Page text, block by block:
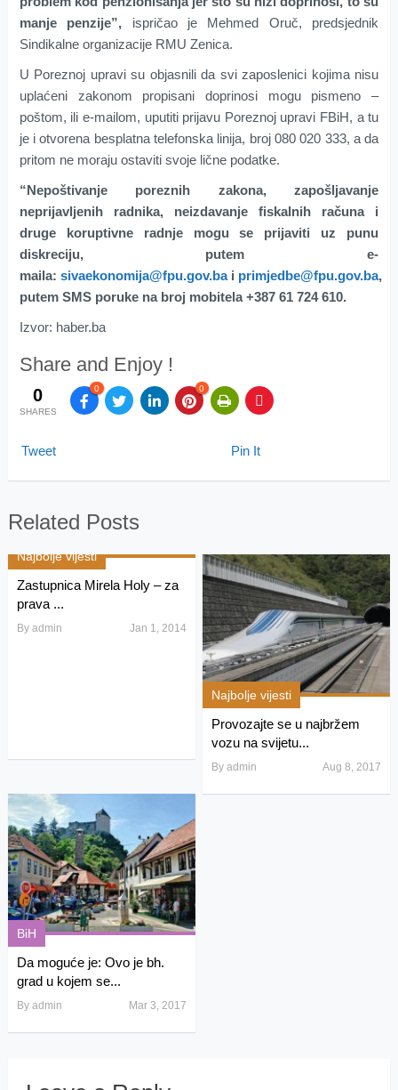
manje penzije”, ispričao je Mehmed Oruč, predsjednik
Sindikalne organizacije RMU Zenica.
U Poreznoj upravi su objasnili da svi zaposlenici kojima nisu
uplaćeni zakonom propisani doprinosi mogu pismeno –
poštom, ili e-mailom, uputiti prijavu Poreznoj upravi FBiH, a tu
je i otvorena besplatna telefonska linija, broj 080 020 333, a da
pritom ne moraju ostaviti svoje lične podatke.
“Nepoštivanje poreznih zakona, zapošljavanje
neprijavljenih radnika, neizdavanje fiskalnih računa i
druge koruptivne radnje mogu se prijaviti uz punu
diskreciju, putem e-
maila: sivaekonomija@fpu.gov.bai primjedbe@fpu.gov.ba,
putem SMS poruke na broj mobitela +387 61 724 610.
Izvor: haber.ba
Share and Enjoy !
0
SHARES
0 0
Tweet Pin It
Related Posts
Najbolje vijesti
Zastupnica Mirela Holy – za
prava ...
By admin Jan 1, 2014
Najbolje vijesti
Provozajte se u najbržem
vozu na svijetu...
Byadmin Aug 8, 2017
BiH
Da moguće je: Ovo je bh.
grad u kojem se...
By admin Mar 3, 2017